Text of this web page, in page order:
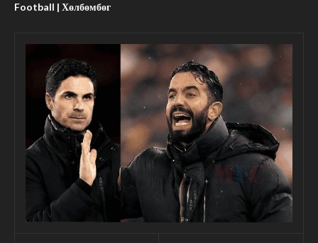
Football | Хөлбөмбөг